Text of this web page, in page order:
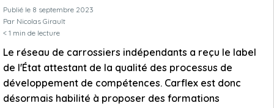
Publié le 8 septembre 2023
Par Nicolas Girault
< 1 min de lecture
Le réseau de carrossiers indépendants a reçu le label
de l'État attestant de la qualité des processus de
développement de compétences. Carflex est donc
désormais habilité à proposer des formations